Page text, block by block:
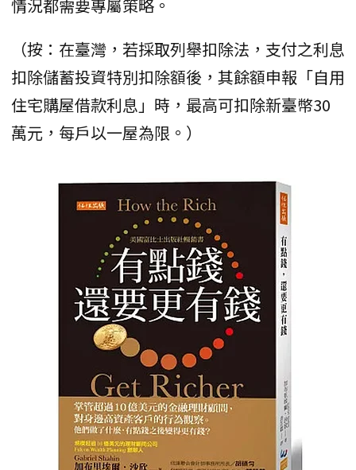
情況都需要專屬策略。
（按：在臺灣，若採取列舉扣除法，支付之利息
扣除儲蓄投資特別扣除額後，其餘額申報「自用
住宅購屋借款利息」時，最高可扣除新臺幣30
萬元，每戶以一屋為限。）